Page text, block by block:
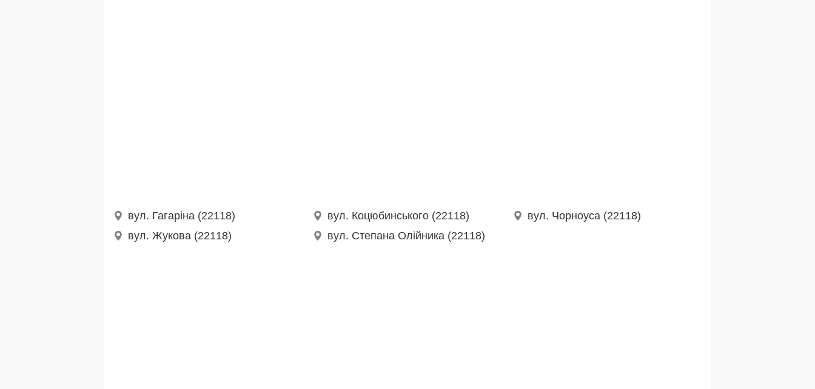
вул. Гагаріна (22118)
вул. Жукова (22118)
вул. Коцюбинського (22118)
вул. Степана Олійника (22118)
вул. Чорноуса (22118)